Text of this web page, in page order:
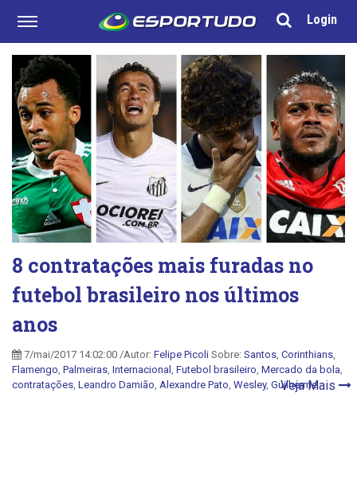
Login
8 contratações mais furadas no
futebol brasileiro nos últimos
anos
7/mai/2017 14:02:00 /Autor: Felipe Picoli Sobre: Santos Corinthians
Flamengo Palmeiras Internacional Futebol brasileiro Mercado da bola
contratações Leandro Damião Alexandre Pato Wesley, Guilherme
Veja Mais